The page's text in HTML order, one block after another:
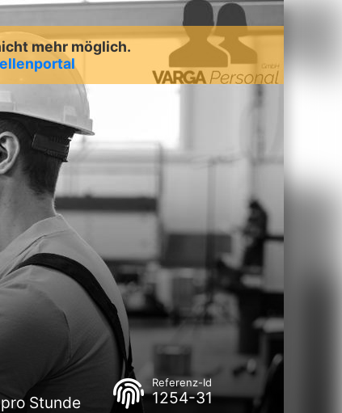
mehr möglich.
Stunde
Referenz-Id
1254-31